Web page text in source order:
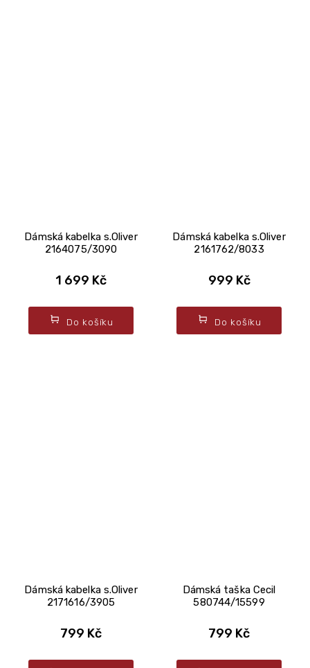
Dámská kabelka s.Oliver
2164075/3090
1 699 Kč
Do košíku
Dámská kabelka s.Oliver
2161762/8033
999 Kč
Do košíku
Dámská kabelka s.Oliver
2171616/3905
799 Kč
Dámská taška Cecil
580744/15599
799 Kč